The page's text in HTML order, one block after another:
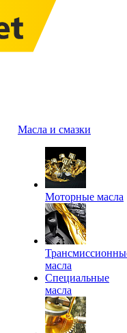
Масла и смазки
Моторные масла
масла
Специальные
масла